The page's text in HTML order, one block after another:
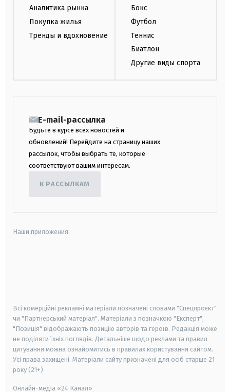
Аналитика рынка
Покупка жилья
Тренды и вдохновение
Бокс
Футбол
Теннис
Биатлон
Другие виды спорта
E-mail-рассылка
Будьте в курсе всех новостей и
обновлений! Перейдите на страницу наших
рассылок, чтобы выбрать те, которые
соответствуют вашим интересам.
К РАССЫЛКАМ
Наши приложения:
Всі комерційні рекламні матеріали позначені словами "Спецпроєкт"
чи "Партнерський матеріал". Матеріали з позначкою "Експерт",
"Позиція" відображають позицію авторів та героїв. Редакція може
не поділяти їхніх поглядів. Детальніше щодо реклами та правил
цитування можна ознайомитись в правилах користування сайтом.
Усі права захищені. Матеріали сайту призначені для осіб старше 21
року (21+)
Онлайн-медіа «24 Канал»